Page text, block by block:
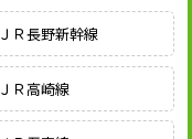
ＪＲ長野新幹線
ＪＲ高崎線